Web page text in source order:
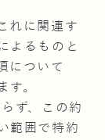
れに関連す
よるものと
について
す。
ず、この約
範囲で特約